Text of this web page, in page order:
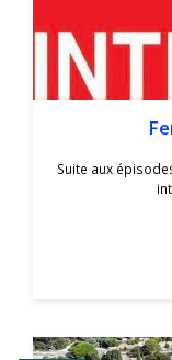
Suite aux